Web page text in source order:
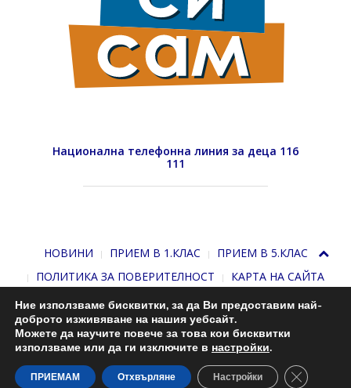
Национална телефонна линия за деца 116
111
НОВИНИ ПРИЕМ В 1.КЛАС
ПРИЕМ В 5.КЛАС
ПОЛИТИКА ЗА ПОВЕРИТЕЛНОСТ
КАРТА НА САЙТА
С подкрепата наНиколай Комнев. 2013-2026
Ние използваме бисквитки, за да Ви предоставим най-
доброто изживяване на нашия уебсайт.
Можете да научите повече за това кои бисквитки
използваме или да ги изключите в настройки.
ПРИЕМАМ Отхвърляне Настройки Close